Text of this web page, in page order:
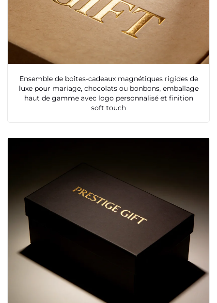
Ensemble de boîtes-cadeaux magnétiques rigides de
luxe pour mariage, chocolats ou bonbons, emballage
haut de gamme avec logo personnalisé et finition
soft touch